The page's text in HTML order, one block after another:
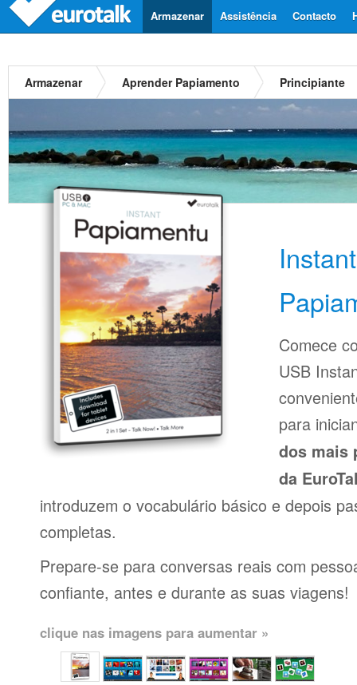
Contacto
Assistência
Armazenar
Armazenar Aprender Papiamento Principiante
Comece
USB
para
dos mais
da
introduzem o vocabulário básico e depois
completas.
Prepare-se para conversas reais com
confiante, antes e durante as suas viagens!
clique nas imagens para aumentar »